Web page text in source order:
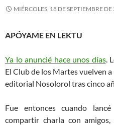
MIÉRCOLES, 18 DE SEPTIEMBRE
APÓYAME EN LEKTU
Ya lo anuncié hace unos días.
El Club de los Martes vuelven
editorial Nosolorol tras cinco
Fue entonces cuando
compartir charla con